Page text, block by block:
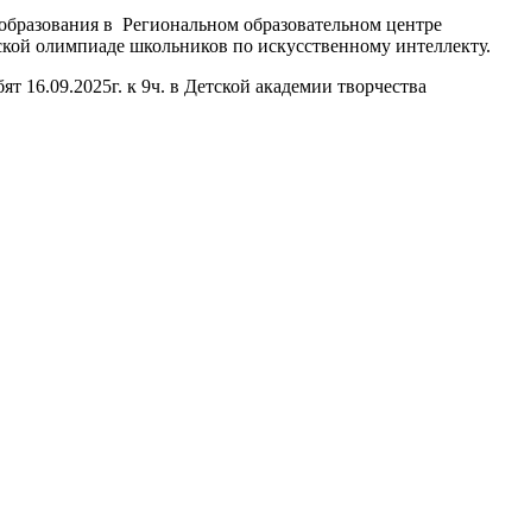
в Региональном образовательном центре
олимпиаде школьников по искусственному интеллекту.
к 9ч. в Детской академии творчества